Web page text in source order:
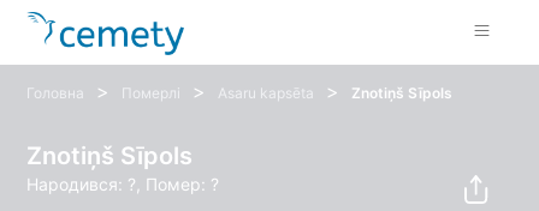
Головна > Померлі > Asaru kapsēta > Znotiņš Sīpols
Znotiņš Sīpols
Народився: ?, Помер: ?